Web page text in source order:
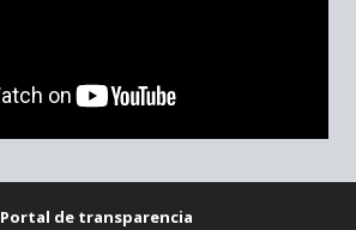
Portal de transparencia